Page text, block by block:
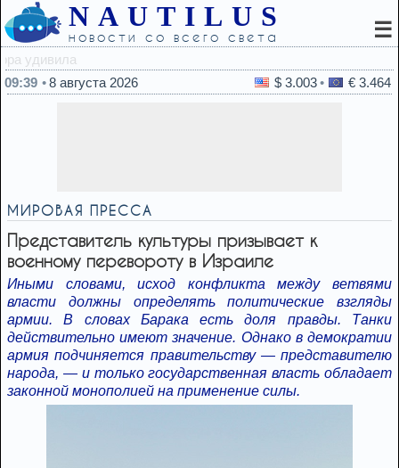
NAUTILUS
новости со всего света ☰
09:39
8 августа 2026 $ 3.003 € 3.464
МИРОВАЯ ПРЕССА
Представитель культуры призывает к
военному перевороту в Израиле
Иными словами, исход конфликта между ветвями
власти должны определять политические взгляды
армии. В словах Барака есть доля правды. Танки
действительно имеют значение. Однако в демократии
армия подчиняется правительству — представителю
народа, — и только государственная власть обладает
законной монополией на применение силы.